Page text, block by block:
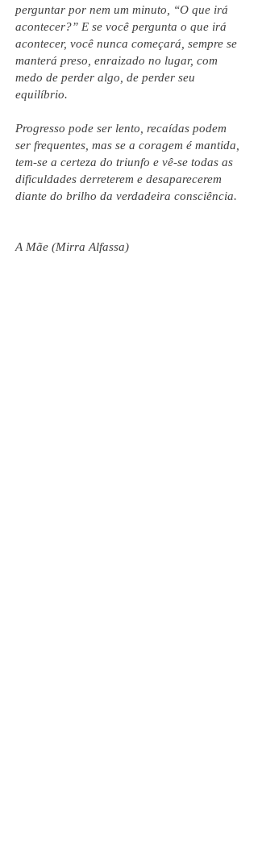
perguntar por nem um minuto, “O que irá
acontecer?” E se você pergunta o que irá
acontecer, você nunca começará, sempre se
manterá preso, enraizado no lugar, com
medo de perder algo, de perder seu
equilíbrio.
Progresso pode ser lento, recaídas podem
ser frequentes, mas se a coragem é mantida,
tem-se a certeza do triunfo e vê-se todas as
dificuldades derreterem e desaparecerem
diante do brilho da verdadeira consciência.
A Mãe (Mirra Alfassa)